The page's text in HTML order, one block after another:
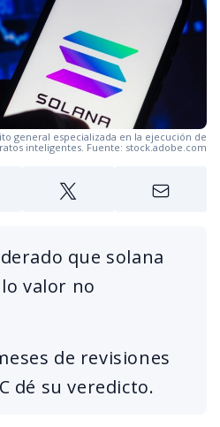
general especializada en la ejecución de
inteligentes. Fuente: stock.adobe.com
que solana
valor no
de revisiones
dé su veredicto.